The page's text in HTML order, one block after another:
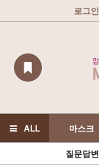
로그인
ALL 마스크
질문답변